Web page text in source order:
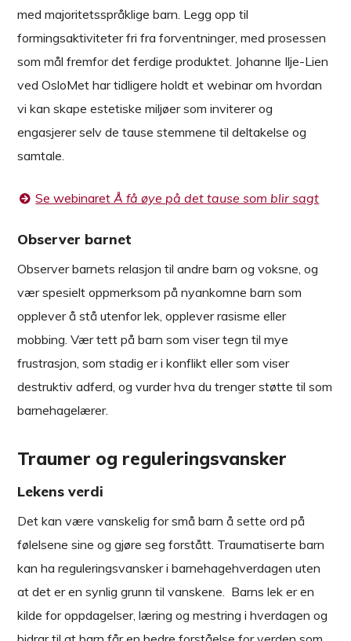
med majoritetsspråklige barn. Legg opp til
formingsaktiviteter fri fra forventninger, med prosessen
som mål fremfor det ferdige produktet. Johanne Ilje-Lien
ved OsloMet har tidligere holdt et webinar om hvordan
vi kan skape estetiske miljøer som inviterer og
engasjerer selv de tause stemmene til deltakelse og
samtale.
Se webinaretÅ få øye på det tause som blir sagt
Observer barnet
Observer barnets relasjon til andre barn og voksne, og
vær spesielt oppmerksom på nyankomne barn som
opplever å stå utenfor lek, opplever rasisme eller
mobbing. Vær tett på barn som viser tegn til mye
frustrasjon, som stadig er i konflikt eller som viser
destruktiv adferd, og vurder hva du trenger støtte til som
barnehagelærer.
Traumer og reguleringsvansker
Lekens verdi
Det kan være vanskelig for små barn å sette ord på
følelsene sine og gjøre seg forstått. Traumatiserte barn
kan ha reguleringsvansker i barnehagehverdagen uten
at det er en synlig grunn til vanskene. Barns lek er en
kilde for oppdagelser, læring og mestring i hverdagen og